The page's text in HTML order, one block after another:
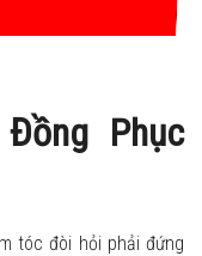
Phục
tóc đòi hỏi phải đứng